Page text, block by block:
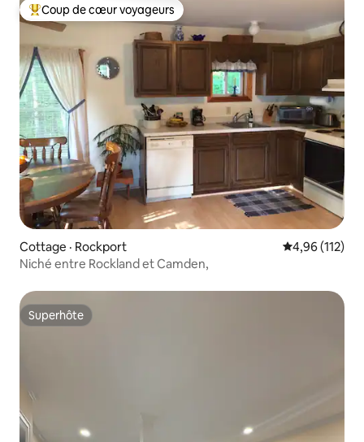
Coup de cœur voyageurs parmi les plus aimés
Coup de cœur voyageurs
Cottage · Rockport Note
4,96 (112)
Niché entre Rockland et Camden,
Superhôte
Superhôte